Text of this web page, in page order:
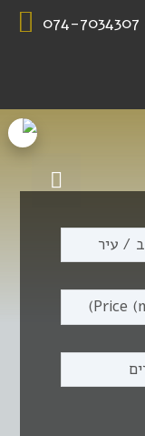
074-7034307